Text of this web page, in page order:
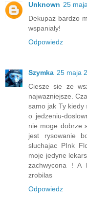
Unknown 25
Dekupaż bardzo
wspaniały!
Odpowiedz
Szymka 25 maja
Ciesze sie ze
najwazniejsze.
samo jak Ty kiedy
o jedzeniu-
nie moge dobrze
jest rysowanie
sluchajac PInk
moje jedyne
zachwycona ! A
zrobilas
Odpowiedz